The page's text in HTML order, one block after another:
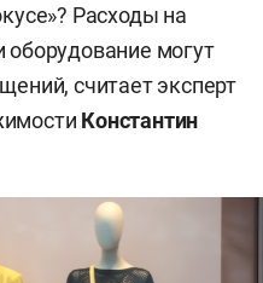
Расходы на
оборудование могут
считает эксперт
Константин